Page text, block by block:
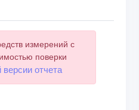
измерений с
поверки
версии отчета